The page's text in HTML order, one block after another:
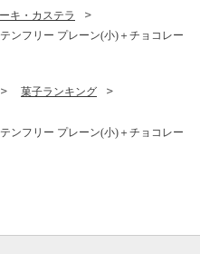
キ・カステラ
ンフリー プレーン(小)＋チョコレー
菓子ランキング
ンフリー プレーン(小)＋チョコレー